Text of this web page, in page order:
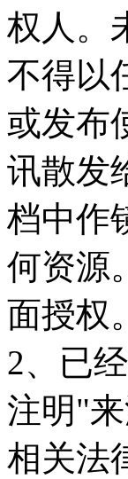
权人。
不得以
或发布
讯散发
档中作
何资源
面授权。
2、已
注明"
相关法